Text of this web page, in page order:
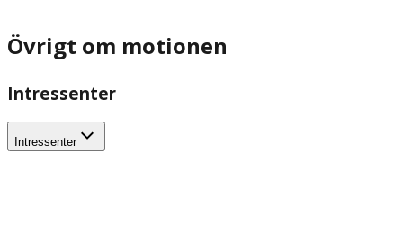
Övrigt om motionen
Intressenter
Intressenter